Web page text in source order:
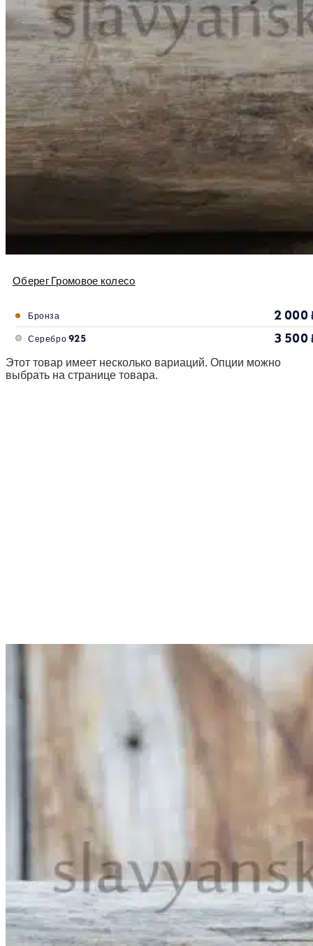
Оберег Громовое колесо
Бронза 2 000
Серебро 925 3 500
Этот товар имеет несколько вариаций. Опции можно
выбрать на странице товара.